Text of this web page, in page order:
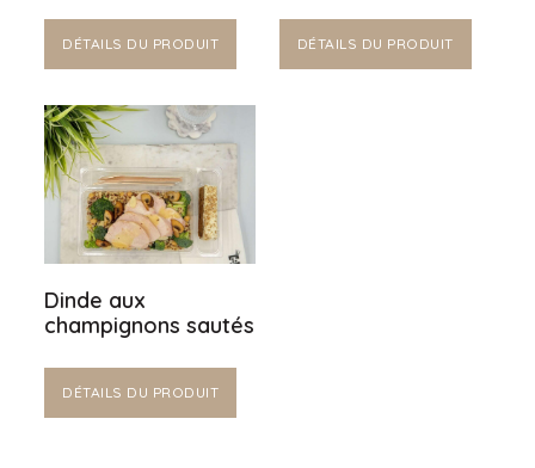
DÉTAILS DU PRODUIT DÉTAILS DU PRODUIT
Dinde aux
champignons sautés
DÉTAILS DU PRODUIT